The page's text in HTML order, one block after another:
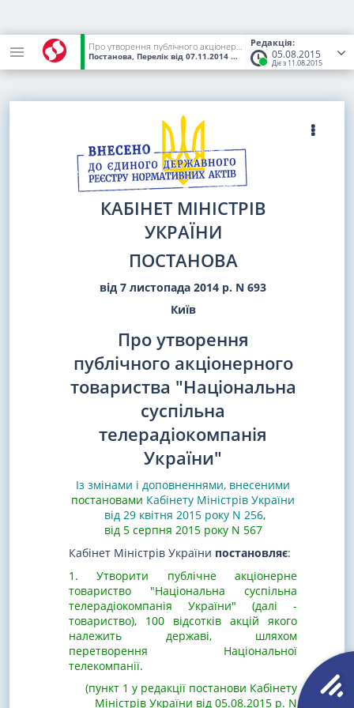
Редакція:
05.08.2015
Діє з 11.08.2015
Про утворення публічного акціонерного товариства "Національна суспільна телерадіокомпанія України"
Постанова, Перелік від 07.11.2014 № 693 (Статус:Чинний)
КАБІНЕТ МІНІСТРІВ
УКРАЇНИ
ПОСТАНОВА
від 7 листопада 2014 р. N 693
Київ
Про утворення
публічного акціонерного
товариства "Національна
суспільна
телерадіокомпанія
України"
Із змінами і доповненнями, внесеними
постановами Кабінету Міністрів України
від 29 квітня 2015 року N 256,
від 5 серпня 2015 року N 567
Кабінет Міністрів України постановляє:
1. Утворити публічне акціонерне
товариство "Національна суспільна
телерадіокомпанія України" (далі -
товариство), 100 відсотків акцій якого
належить державі, шляхом
перетворення Національної
телекомпанії.
(пункт 1 у редакції постанови Кабінету
Міністрів України від 05.08.2015 р. N